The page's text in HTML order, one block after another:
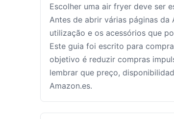
Escolher uma air fryer deve ser
Antes de abrir várias páginas
utilização e os acessórios que
Este guia foi escrito para
objetivo é reduzir compras
lembrar que preço,
Amazon.es.